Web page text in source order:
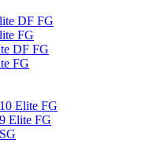
DF FG
FG
DF FG
FG
Elite FG
Elite FG